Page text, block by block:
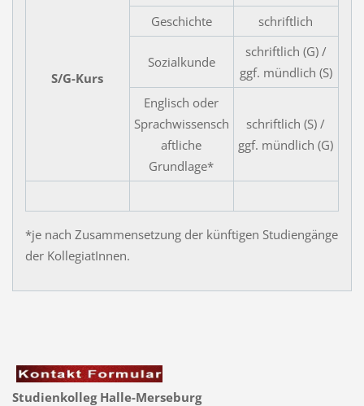
S/G-Kurs
Geschichte
schriftlich
Sozialkunde
schriftlich (G) /
ggf. mündlich (S)
Englisch oder
Sprachwissensch
aftliche
Grundlage*
schriftlich (S) /
ggf. mündlich (G)
*je nach Zusammensetzung der künftigen Studiengänge
der KollegiatInnen.
Studienkolleg Halle-Merseburg